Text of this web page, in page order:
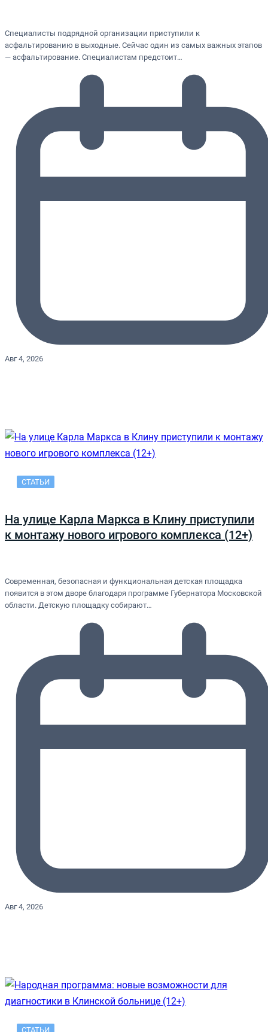
Специалисты подрядной организации приступили к
асфальтированию в выходные. Сейчас один из самых важных этапов
— асфальтирование. Специалистам предстоит…
Авг 4, 2026
СТАТЬИ
На улице Карла Маркса в Клину приступили
к монтажу нового игрового комплекса (12+)
Современная, безопасная и функциональная детская площадка
появится в этом дворе благодаря программе Губернатора Московской
области. Детскую площадку собирают…
Авг 4, 2026
СТАТЬИ